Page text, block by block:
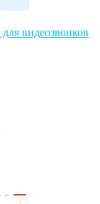
видеозвонков